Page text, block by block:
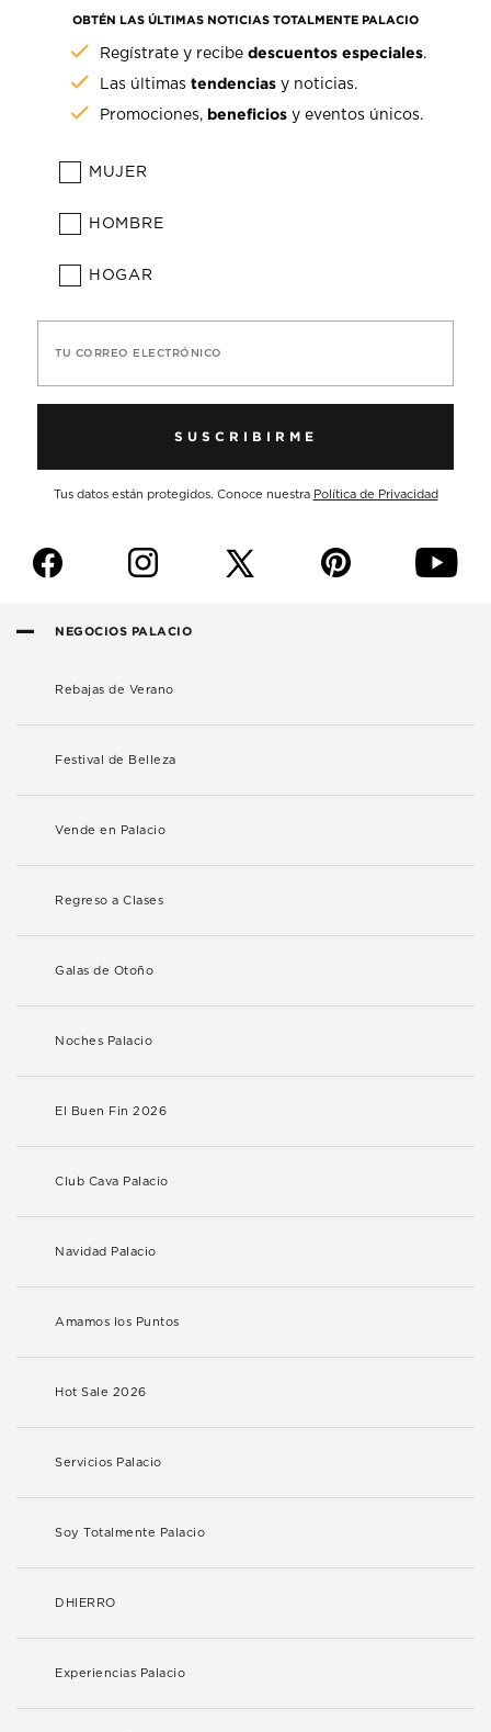
OBTÉN LAS ÚLTIMAS NOTICIAS TOTALMENTE PALACIO
Regístrate y recibedescuentos especiales.
Las últimastendencias y noticias.
Promociones, beneficios y eventos únicos.
MUJER
HOMBRE
HOGAR
TU CORREO ELECTRÓNICO
SUSCRIBIRME
Tus datos están protegidos. Conoce nuestra Política de Privacidad
f i p y
NEGOCIOS PALACIO
Rebajas de Verano
Festival de Belleza
Vende en Palacio
Regreso a Clases
Galas de Otoño
Noches Palacio
El Buen Fin 2026
Club Cava Palacio
Navidad Palacio
Amamos los Puntos
Hot Sale 2026
Servicios Palacio
Soy Totalmente Palacio
DHIERRO
Experiencias Palacio